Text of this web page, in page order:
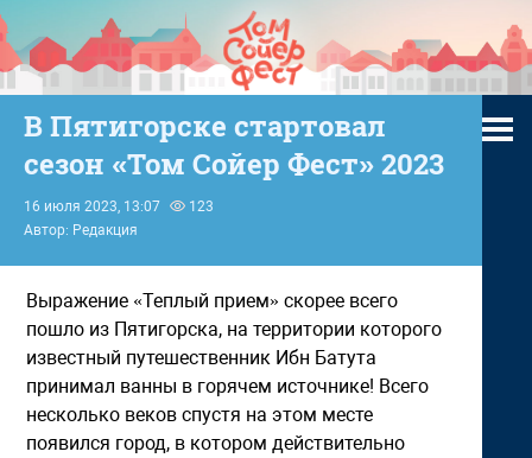
В Пятигорске стартовал
сезон «Том Сойер Фест» 2023
16 июля 2023, 13:07
123
Автор: Редакция
Выражение «Теплый прием» скорее всего
пошло из Пятигорска, на территории которого
известный путешественник Ибн Батута
принимал ванны в горячем источнике! Всего
несколько веков спустя на этом месте
появился город, в котором действительно